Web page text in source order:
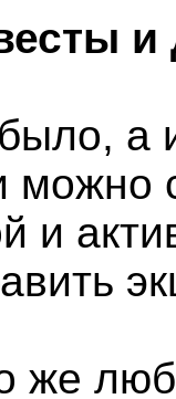
и
а
можно
и
же